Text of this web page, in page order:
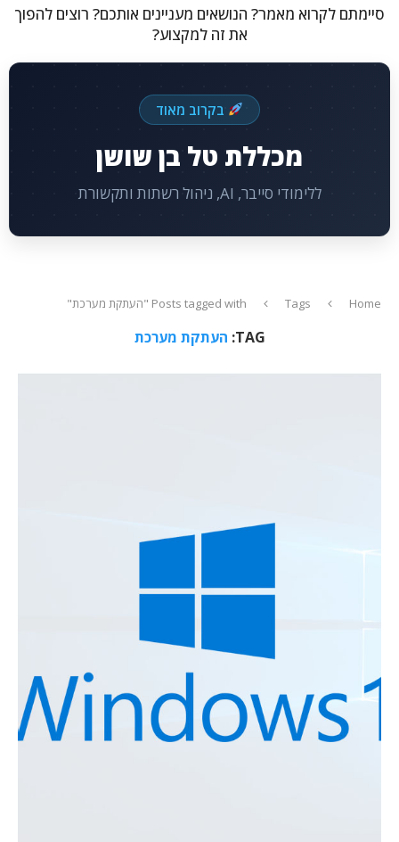
סיימתם לקרוא מאמר? הנושאים מעניינים אותכם? רוצים להפוך
את זה למקצוע?
בקרוב מאוד
מכללת טל בן שושן
ללימודי סייבר, AI, ניהול רשתות ותקשורת
Home
Tags Posts tagged with "העתקת מערכת"
TAG: העתקת מערכת